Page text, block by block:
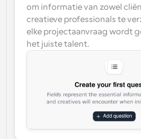
Webhooks
Ontvang een melding wanneer
om informatie van zowel
creatieve professionals te
elke projectaanvraag wordt
het juiste talent.